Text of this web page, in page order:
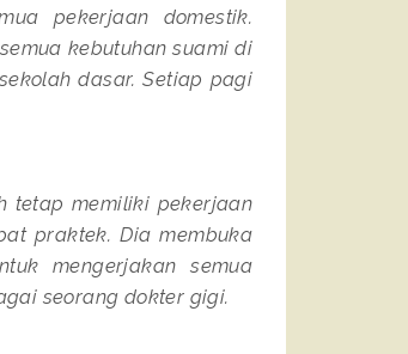
pekerjaan domestik.
kebutuhan suami di
dasar. Setiap pagi
tetap memiliki pekerjaan
praktek. Dia membuka
mengerjakan semua
seorang dokter gigi.